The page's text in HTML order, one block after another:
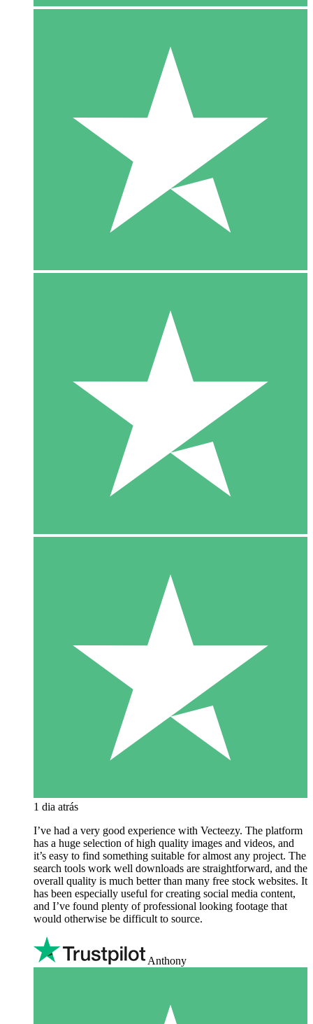
1 dia atrás
I’ve had a very good experience with Vecteezy. The platform
has a huge selection of high quality images and videos, and
it’s easy to find something suitable for almost any project. The
search tools work well downloads are straightforward, and the
overall quality is much better than many free stock websites. It
has been especially useful for creating social media content,
and I’ve found plenty of professional looking footage that
would otherwise be difficult to source.
Anthony